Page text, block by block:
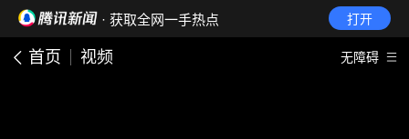
· 获取全网一手热点 打开
首页 视频 无障碍